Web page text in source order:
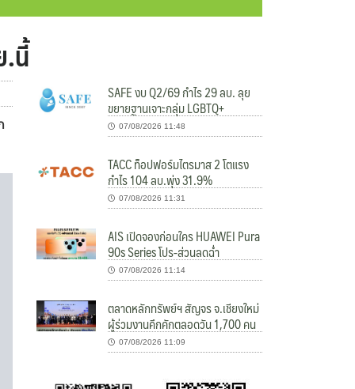
.นี้
SAFE งบ Q2/69 กำไร 29 ลบ. ลุย
ขยายฐานเจาะกลุ่ม LGBTQ+
07/08/2026 11:48
TACC ท็อปฟอร์มไตรมาส 2 โตแรง
กำไร 104 ลบ.พุ่ง 31.9%
07/08/2026 11:31
AIS เปิดจองก่อนใคร HUAWEI Pura
90s Series โปร-ส่วนลดฉ่ำ
07/08/2026 11:14
ตลาดหลักทรัพย์ฯ สัญจร จ.เชียงใหม่
ผู้ร่วมงานคึกคักตลอดวัน 1,700 คน
07/08/2026 11:09